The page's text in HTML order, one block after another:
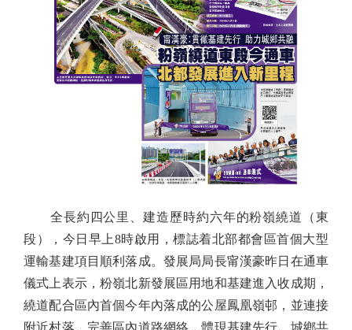
全長約四公里、建造歷時約六年的粉嶺繞道（東
段），今日早上8時啟用，標誌着北部都會區首個大型
運輸基建項目順利落成。發展局局長甯漢豪昨日在通車
儀式上表示，粉嶺北新發展區用地和基建進入收成期，
繞道配合區內首個今年內落成的公屋鳳凰嶺邨，並連接